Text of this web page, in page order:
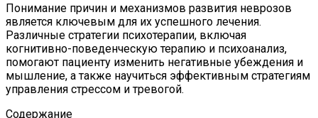
Понимание причин и механизмов развития неврозов
является ключевым для их успешного лечения.
Различные стратегии психотерапии, включая
когнитивно-поведенческую терапию и психоанализ,
помогают пациенту изменить негативные убеждения и
мышление, а также научиться эффективным стратегиям
управления стрессом и тревогой.
Содержание